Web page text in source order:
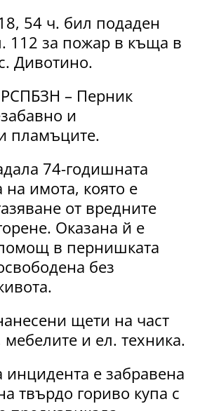
54 ч. бил подаден
112 за пожар в къща в
Дивотино.
– Перник
и
пламъците.
74-годишната
на имота, която е
от вредните
Оказана й е
в пернишката
без
щети на част
мебелите и ел. техника.
инцидента е забравена
твърдо гориво купа с